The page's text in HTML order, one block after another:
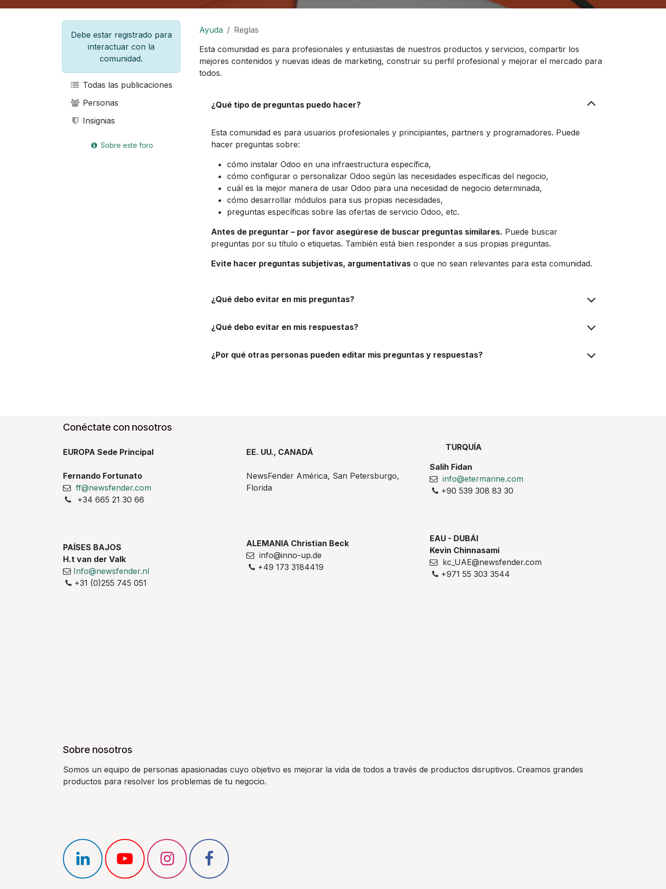
Debe estar registrado para
interactuar con la
comunidad.
Todas las publicaciones
Personas
Insignias
Sobre este foro
Ayuda
Reglas
Esta comunidad es para profesionales y entusiastas de nuestros productos y servicios, compartir los
mejores contenidos y nuevas ideas de marketing, construir su perfil profesional y mejorar el mercado para
todos.
¿Qué tipo de preguntas puedo hacer?
Esta comunidad es para usuarios profesionales y principiantes, partners y programadores. Puede
hacer preguntas sobre:
cómo instalar Odoo en una infraestructura específica,
cómo configurar o personalizar Odoo según las necesidades específicas del negocio,
cuál es la mejor manera de usar Odoo para una necesidad de negocio determinada,
cómo desarrollar módulos para sus propias necesidades,
preguntas específicas sobre las ofertas de servicio Odoo, etc.
Antes de preguntar – por favor asegúrese de buscar preguntas similares. Puede buscar
preguntas por su título o etiquetas. También está bien responder a sus propias preguntas.
Evite hacer preguntas subjetivas, argumentativas o que no sean relevantes para esta comunidad.
¿Qué debo evitar en mis preguntas?
¿Qué debo evitar en mis respuestas?
¿Por qué otras personas pueden editar mis preguntas y respuestas?
Conéctate con nosotros
EUROPA Sede Principal
Fernando Fortunato
ff@newsfender.com
+34 665 21 30 66
PAÍSES BAJOS
H.t van der Valk
Info@newsfender.nl
+31 (0)255 745 051
TURQUÍA
Salih Fidan
info@etermarine.com
+90 539 308 83 30
EAU - DUBÁI
Kevin Chinnasami
kc_UAE@newsfender.com
+971 55 303 3544
Sobre nosotros
Somos un equipo de personas apasionadas cuyo objetivo es mejorar la vida de todos a través de productos disruptivos. Creamos grandes
productos para resolver los problemas de tu negocio.
EE. UU., CANADÁ
NewsFender América, San Petersburgo,
Florida
ALEMANIA Christian Beck
info@inno-up.de
+49 173 3184419